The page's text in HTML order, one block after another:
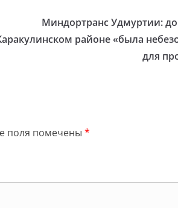
Миндортранс Удмуртии:
районе «была
для
поля помечены *